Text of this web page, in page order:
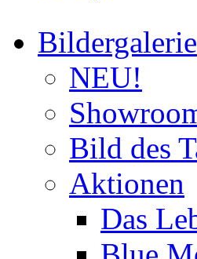
Bildergalerie
NEU!
Bild des
Aktionen
Das